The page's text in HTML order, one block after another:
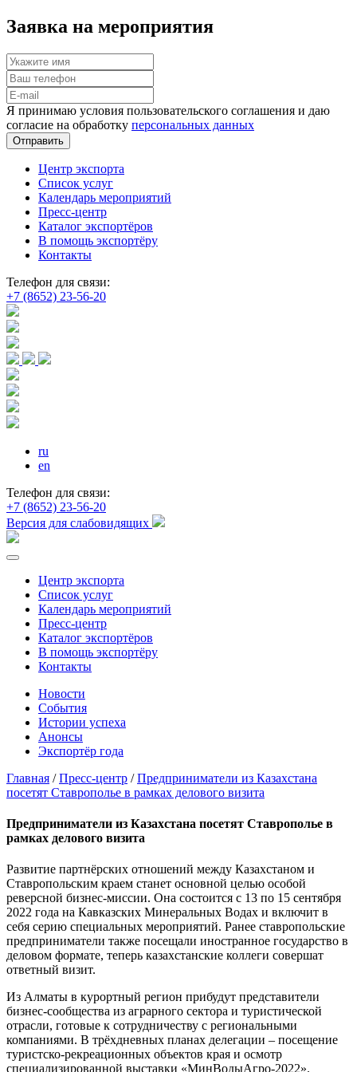
Заявка на мероприятия
Я принимаю условия пользовательского соглашения и даю
согласие на обработку персональных данных
Отправить
Центр экспорта
Список услуг
Календарь мероприятий
Пресс-центр
Каталог экспортёров
В помощь экспортёру
Контакты
Телефон для связи:
+7 (8652) 23-56-20
ru
en
Телефон для связи:
+7 (8652) 23-56-20
Версия для слабовидящих
Центр экспорта
Список услуг
Календарь мероприятий
Пресс-центр
Каталог экспортёров
В помощь экспортёру
Контакты
Новости
События
Истории успеха
Анонсы
Экспортёр года
Главная /Пресс-центр /Предприниматели из Казахстана
посетят Ставрополье в рамках делового визита
Предприниматели из Казахстана посетят Ставрополье в
рамках делового визита
Развитие партнёрских отношений между Казахстаном и
Ставропольским краем станет основной целью особой
реверсной бизнес-миссии. Она состоится с 13 по 15 сентября
2022 года на Кавказских Минеральных Водах и включит в
себя серию специальных мероприятий. Ранее ставропольские
предприниматели также посещали иностранное государство в
деловом формате, теперь казахстанские коллеги совершат
ответный визит.
Из Алматы в курортный регион прибудут представители
бизнес-сообщества из аграрного сектора и туристической
отрасли, готовые к сотрудничеству с региональными
компаниями. В трёхдневных планах делегации – посещение
туристско-рекреационных объектов края и осмотр
специализированной выставки «МинВодыАгро-2022».